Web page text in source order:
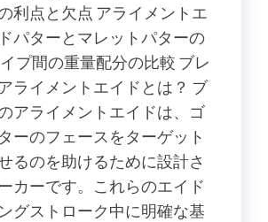
利点と欠点 アライメントエ
パターとマレットパターの
プ間の重量配分の比較 ブレ
ライメントエイドとは？ ブ
アライメントエイドは、ゴ
ーのフェースをターゲット
るのを助けるために設計さ
カーです。これらのエイド
グストローク中に明確な基